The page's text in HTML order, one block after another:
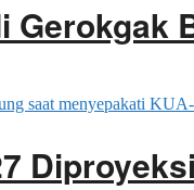
Gerokgak